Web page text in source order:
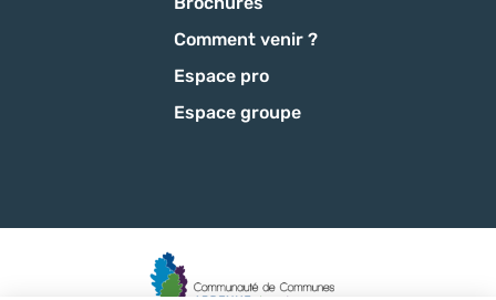
Comment venir ?
Espace pro
Espace groupe